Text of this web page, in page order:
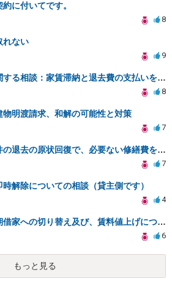
に付いてです。
8
れない
9
住人トラブルに関する相談：家賃滞納と退去費の支払いを拒否され、管理鍵の横領も発生
8
物明渡請求、和解の可能性と対策
7
オフィス賃貸物件の退去の原状回復で、必要ない修繕費を請求されている
7
解除についての相談（貸主側です）
4
普通借家から定期借家への切り替え及び、賃料値上げについて
6
もっと見る